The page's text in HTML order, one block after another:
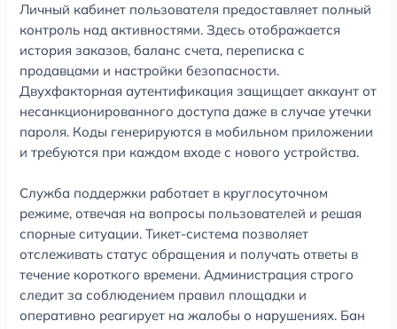
Личный кабинет пользователя предоставляет полный
контроль над активностями. Здесь отображается
история заказов, баланс счета, переписка с
продавцами и настройки безопасности.
Двухфакторная аутентификация защищает аккаунт от
несанкционированного доступа даже в случае утечки
пароля. Коды генерируются в мобильном приложении
и требуются при каждом входе с нового устройства.
Служба поддержки работает в круглосуточном
режиме, отвечая на вопросы пользователей и решая
спорные ситуации. Тикет-система позволяет
отслеживать статус обращения и получать ответы в
течение короткого времени. Администрация строго
следит за соблюдением правил площадки и
оперативно реагирует на жалобы о нарушениях. Бан